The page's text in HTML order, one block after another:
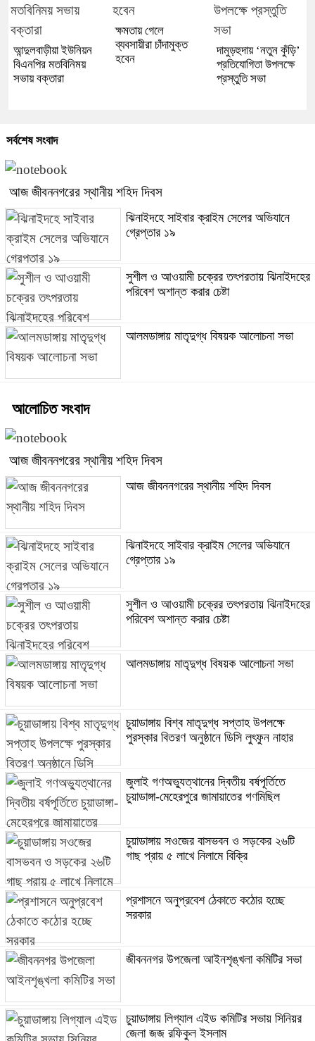
আন্দুলবাড়ীয়া ইউনিয়ন
বিএনপির মতবিনিময়
সভায় বক্তারা
ক্ষমতায় গেলে
ব্যবসায়ীরা চাঁদামুক্ত
হবেন
দামুড়হুদায় ‘নতুন কুঁড়ি’
প্রতিযোগিতা উপলক্ষে
প্রস্তুতি সভা
সর্বশেষ সংবাদ
আজ জীবননগরের স্থানীয় শহিদ দিবস
ঝিনাইদহে সাইবার ক্রাইম সেলের অভিযানে
গ্রেপ্তার ১৯
সুশীল ও আওয়ামী চক্রের তৎপরতায় ঝিনাইদহের
পরিবেশ অশান্ত করার চেষ্টা
আলমডাঙ্গায় মাতৃদুগ্ধ বিষয়ক আলোচনা সভা
আলোচিত সংবাদ
আজ জীবননগরের স্থানীয় শহিদ দিবস
আজ জীবননগরের স্থানীয় শহিদ দিবস
ঝিনাইদহে সাইবার ক্রাইম সেলের অভিযানে
গ্রেপ্তার ১৯
সুশীল ও আওয়ামী চক্রের তৎপরতায় ঝিনাইদহের
পরিবেশ অশান্ত করার চেষ্টা
আলমডাঙ্গায় মাতৃদুগ্ধ বিষয়ক আলোচনা সভা
চুয়াডাঙ্গায় বিশ্ব মাতৃদুগ্ধ সপ্তাহ উপলক্ষে
পুরস্কার বিতরণ অনুষ্ঠানে ডিসি লুৎফুন নাহার
জুলাই গণঅভ্যুত্থানের দ্বিতীয় বর্ষপূর্তিতে
চুয়াডাঙ্গা-মেহেরপুরে জামায়াতের গণমিছিল
চুয়াডাঙ্গায় সওজের বাসভবন ও সড়কের ২৬টি
গাছ প্রায় ৫ লাখে নিলামে বিক্রি
প্রশাসনে অনুপ্রবেশ ঠেকাতে কঠোর হচ্ছে
সরকার
জীবননগর উপজেলা আইনশৃঙ্খলা কমিটির সভা
চুয়াডাঙ্গায় লিগ্যাল এইড কমিটির সভায় সিনিয়র
জেলা জজ রফিকুল ইসলাম